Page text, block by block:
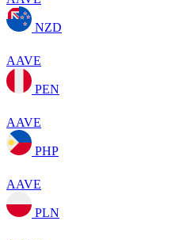
NZD
AAVE
PEN
AAVE
PHP
AAVE
PLN